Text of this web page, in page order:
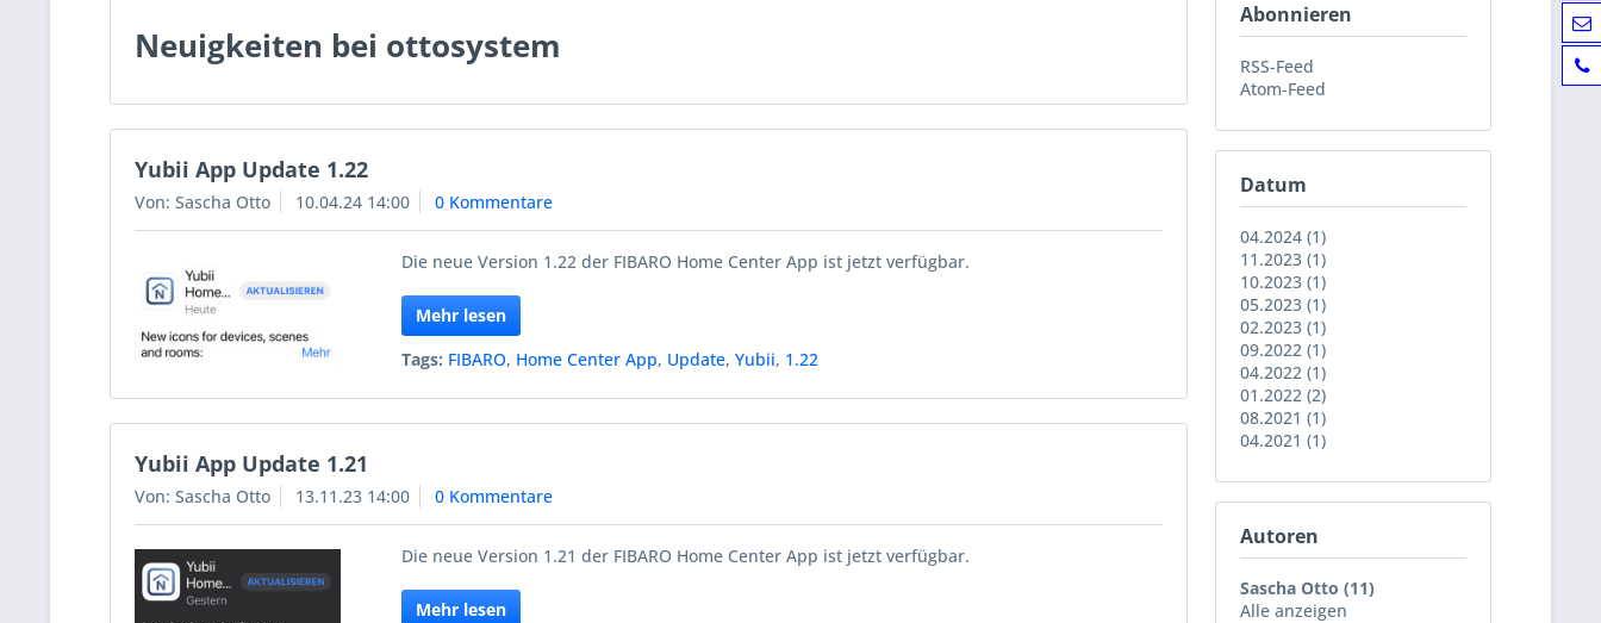
Abonnieren
RSS-Feed
Atom-Feed
Datum
04.2024 (1)
11.2023 (1)
10.2023 (1)
05.2023 (1)
02.2023 (1)
09.2022 (1)
04.2022 (1)
01.2022 (2)
08.2021 (1)
04.2021 (1)
Autoren
Sascha Otto (11)
Alle anzeigen
Neuigkeiten bei ottosystem
Yubii App Update 1.22
Von: Sascha Otto 10.04.24 14:00 0 Kommentare
Die neue Version 1.22 der FIBARO Home Center App ist jetzt verfügbar.
Mehr lesen
Tags: FIBARO, Home Center App, Update,Yubii, 1.22
Yubii App Update 1.21
Von: Sascha Otto 13.11.23 14:00 0 Kommentare
Die neue Version 1.21 der FIBARO Home Center App ist jetzt verfügbar.
Mehr lesen